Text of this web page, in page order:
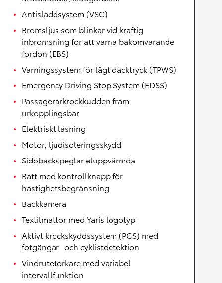
Antisladdsystem (VSC)
Bromsljus som blinkar vid kraftig
inbromsning för att varna bakomvarande
fordon (EBS)
Varningssystem för lågt däcktryck (TPWS)
Emergency Driving Stop System (EDSS)
Passagerarkrockkudden fram
urkopplingsbar
Elektriskt låsning
Motor, ljudisoleringsskydd
Sidobackspeglar eluppvärmda
Ratt med kontrollknapp för
hastighetsbegränsning
Backkamera
Textilmattor med Yaris logotyp
Aktivt krockskyddssystem (PCS) med
fotgängar- och cyklistdetektion
Vindrutetorkare med variabel
intervallfunktion